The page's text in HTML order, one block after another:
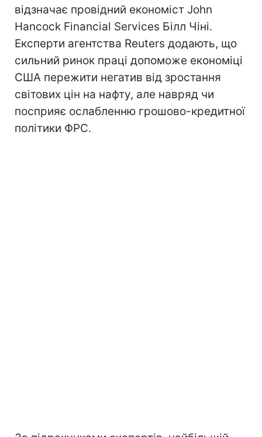
відзначає провідний економіст John
Hancock Financial Services Білл Чіні.
Експерти агентства Reuters додають, що
сильний ринок праці допоможе економіці
США пережити негатив від зростання
світових цін на нафту, але навряд чи
посприяє ослабленню грошово-кредитної
політики ФРС.